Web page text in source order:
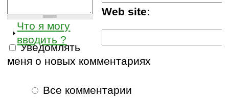
Web site:
Что я могу
вводить ?
Уведомлять
меня о новых комментариях
Все комментарии